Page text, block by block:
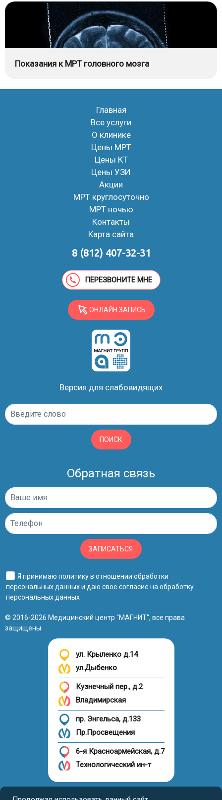
Показания к МРТ головного мозга
Главная
Все услуги
О клинике
Цены МРТ
Цены КТ
Цены УЗИ
Акции
МРТ круглосуточно
МРТ ночью
Контакты
Карта сайта
8 (812) 407-32-31
ПЕРЕЗВОНИТЕ МНЕ
ОНЛАЙН ЗАПИСЬ
Версия для слабовидящих
ПОИСК
Обратная связь
ЗАПИСАТЬСЯ
Я принимаю политику в отношении обработки
персональных данныхи даю своё согласие на обработку
персональных данных
© 2016-2026 Медицинский центр "МАГНИТ", все права
защищены
ул. Крыленко д.14
ул.Дыбенко
Кузнечный пер., д.2
Владимирская
пр. Энгельса, д.133
Пр.Просвещения
6-я Красноармейская, д.7
Технологический ин-т
Налоговый вычет